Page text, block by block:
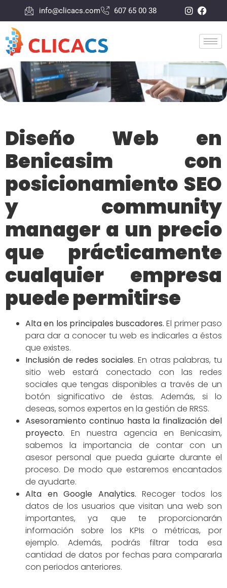
info@clicacs.com 607 65 00 38
Diseño Web en
Benicasim con
posicionamiento SEO
y community
manager a un precio
que prácticamente
cualquier empresa
puede permitirse
Alta en los principales buscadores. El primer paso
para dar a conocer tu web es indicarles a éstos
que existes.
Inclusión de redessociales. En otras palabras, tu
sitio web estará conectado con las redes
sociales que tengas disponibles a través de un
botón significativo de éstas. Además, si lo
deseas, somos expertos en la gestión de RRSS.
Asesoramiento continuo hasta la finalización del
proyecto. En nuestra agencia en Benicasim,
sabemos la importancia de contar con un
asesor personal que pueda guiarte durante el
proceso. De modo que estaremos encantados
de ayudarte.
Alta en Google Analytics. Recoger todos los
datos de los usuarios que visitan una web son
importantes, ya que te proporcionarán
información sobre los KPIs o métricas, por
ejemplo. Además, podrás filtrar toda esa
cantidad de datos por fechas para compararla
con periodos anteriores.